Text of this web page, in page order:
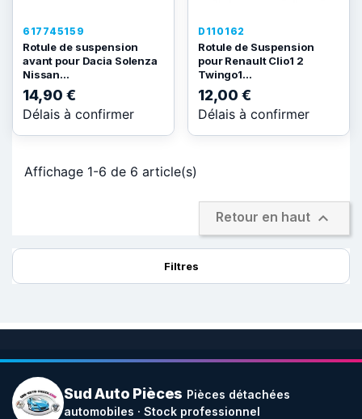
617745159
Rotule de suspension
avant pour Dacia Solenza
Nissan...
14,90 €
Délais à confirmer
D110162
Rotule de Suspension
pour Renault Clio1 2
Twingo1...
12,00 €
Délais à confirmer
Affichage 1-6 de 6 article(s)
Retour en haut 
Filtres
Sud Auto Pièces Pièces détachées
automobiles · Stock professionnel